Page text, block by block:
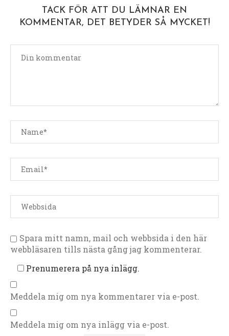
TACK FÖR ATT DU LÄMNAR EN
KOMMENTAR, DET BETYDER SÅ MYCKET!
Spara mitt namn, mail och webbsida i den här
webbläsaren tills nästa gång jag kommenterar.
Prenumerera på nya inlägg.
Meddela mig om nya kommentarer via e-post.
Meddela mig om nya inlägg via e-post.